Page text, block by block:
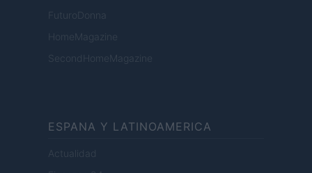
FuturoDonna
HomeMagazine
SecondHomeMagazine
ESPANA Y LATINOAMERICA
Actualidad